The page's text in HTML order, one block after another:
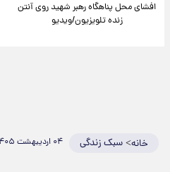
افشای محل پناهگاه‌ رهبر شهید روی آنتن
زنده تلویزیون/ویدیو
خانه>سبک زندگی ۰۴ اردیبهشت ۱۴۰۵